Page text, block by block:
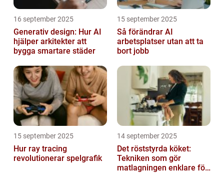
16 september 2025
Generativ design: Hur AI
hjälper arkitekter att
bygga smartare städer
15 september 2025
Så förändrar AI
arbetsplatser utan att ta
bort jobb
15 september 2025
Hur ray tracing
revolutionerar spelgrafik
14 september 2025
Det röststyrda köket:
Tekniken som gör
matlagningen enklare för